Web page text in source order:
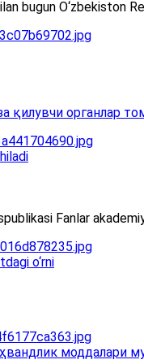
bugun O‘zbekiston
органлар
Fanlar
o‘rni
моддалари